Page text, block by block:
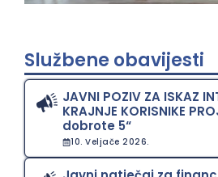
Službene obavijesti
JAVNI POZIV ZA ISKAZ
KRAJNJE KORISNIKE
dobrote 5“
10. Veljače 2026.